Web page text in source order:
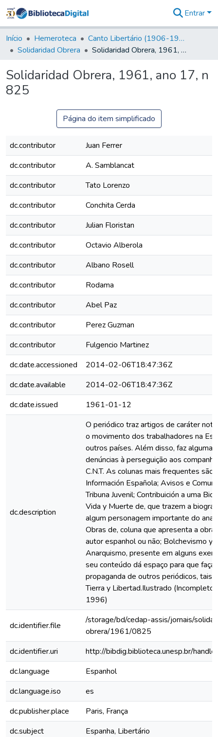
&
Coleções
Tudo na
Digital
Entrar
Início Hemeroteca
Canto Libertário (1906-1995)
Solidaridad Obrera
Solidaridad Obrera, 1961, ano 17, n 825
Solidaridad Obrera, 1961, ano 17, n
825
Página do item simplificado
dc.contributor
Juan Ferrer
dc.contributor
A. Samblancat
dc.contributor
Tato Lorenzo
dc.contributor
Conchita Cerda
dc.contributor
Julian Floristan
dc.contributor
Octavio Alberola
dc.contributor
Albano Rosell
dc.contributor
Rodama
dc.contributor
Abel Paz
dc.contributor
Perez Guzman
dc.contributor
Fulgencio Martinez
dc.date.accessioned
2014-02-06T18:47:36Z
dc.date.available
2014-02-06T18:47:36Z
dc.date.issued
1961-01-12
dc.description
O periódico traz artigos de caráter
o movimento dos trabalhadores na
outros países. Além disso, faz
denúncias à perseguição aos
C.N.T. As colunas mais frequentes
Información Española; Avisos e
Tribuna Juvenil; Contribuición a uma
Vida y Muerte de, que trazem a
algum personagem importante do
Obras de, coluna que apresenta a obra
autor espanhol ou não; Bolchevismo y
Anarquismo, presente em alguns
seu conteúdo dá espaço para que faça
propaganda de outros periódicos, tais
Tierra y Libertad.Ilustrado
1996)
dc.identifier.file
/storage/bd/cedap-assis/jornais/
obrera/1961/0825
dc.identifier.uri
http://bibdig.biblioteca.unesp.br/
dc.language
Espanhol
dc.language.iso
es
dc.publisher.place
Paris, França
dc.subject
Espanha, Libertário